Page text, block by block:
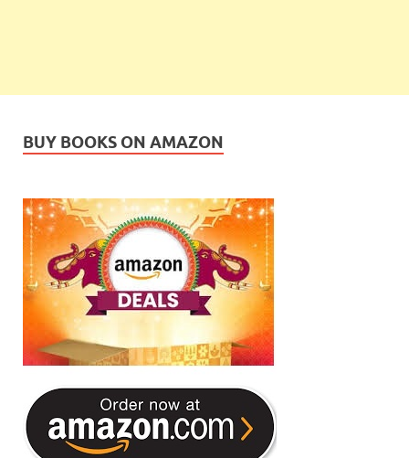
BUY BOOKS ON AMAZON